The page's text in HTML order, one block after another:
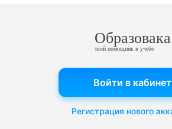
Образовака
твой помощник в учебе
Войти в кабинет
Регистрация нового